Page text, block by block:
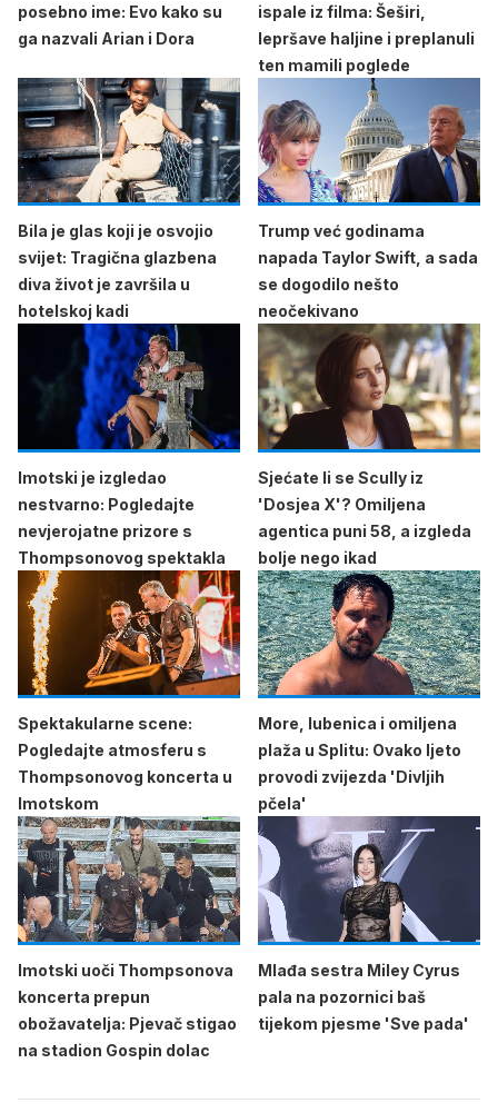
posebno ime: Evo kako su
ga nazvali Arian i Dora
ispale iz filma: Šeširi,
lepršave haljine i preplanuli
ten mamili poglede
Bila je glas koji je osvojio
svijet: Tragična glazbena
diva život je završila u
hotelskoj kadi
Trump već godinama
napada Taylor Swift, a sada
se dogodilo nešto
neočekivano
Imotski je izgledao
nestvarno: Pogledajte
nevjerojatne prizore s
Thompsonovog spektakla
Sjećate li se Scully iz
'Dosjea X'? Omiljena
agentica puni 58, a izgleda
bolje nego ikad
Spektakularne scene:
Pogledajte atmosferu s
Thompsonovog koncerta u
Imotskom
More, lubenica i omiljena
plaža u Splitu: Ovako ljeto
provodi zvijezda 'Divljih
pčela'
Imotski uoči Thompsonova
koncerta prepun
obožavatelja: Pjevač stigao
na stadion Gospin dolac
Mlađa sestra Miley Cyrus
pala na pozornici baš
tijekom pjesme 'Sve pada'